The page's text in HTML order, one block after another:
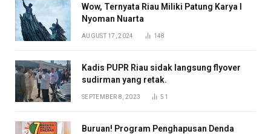
Wow, Ternyata Riau Miliki Patung Karya I
Nyoman Nuarta
AUGUST 17, 2024 148
Kadis PUPR Riau sidak langsung flyover
sudirman yang retak.
SEPTEMBER 8, 2023 51
Buruan! Program Penghapusan Denda